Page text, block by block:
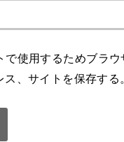
で使用するためブラウ
、サイトを保存する